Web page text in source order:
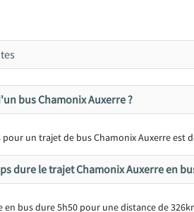
bus Chamonix Auxerre ?
pour un trajet de bus Chamonix Auxerre est
dure le trajet Chamonix Auxerre en
en bus dure 5h50 pour une distance de